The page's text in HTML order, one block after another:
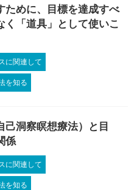
ために、目標を達成すべ
く「道具」として使いこ
に関連して
を知る
己洞察瞑想療法）と目
係
に関連して
を知る